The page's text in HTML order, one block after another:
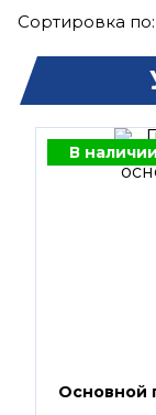
Сортировка по:
В наличии
Основной